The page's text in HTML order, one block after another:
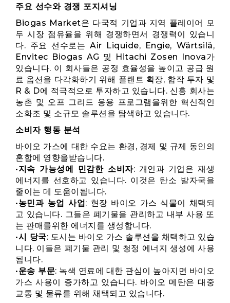
주요 선수와 경쟁 포지셔닝
Biogas Market은 다국적 기업과 지역 플레이어 모
두 시장 점유율을 위해 경쟁하면서 경쟁력이 있습니
다. 주요 선수로는 Air Liquide, Engie, Wärtsilä,
Envitec Biogas AG 및 Hitachi Zosen Inova가
있습니다. 이 회사들은 공정 효율성을 높이고 공급 원
료 옵션을 다각화하기 위해 플랜트 확장, 합작 투자 및
R & D에 적극적으로 투자하고 있습니다. 신흥 회사는
농촌 및 오프 그리드 응용 프로그램을위한 혁신적인
소화조 및 소규모 솔루션을 탐색하고 있습니다.
소비자 행동 분석
바이오 가스에 대한 수요는 환경, 경제 및 규제 동인의
혼합에 영향을받습니다.
•지속 가능성에 민감한 소비자: 개인과 기업은 재생
에너지를 선호하고 있습니다. 이것은 탄소 발자국을
줄이는 데 도움이됩니다.
•농민과 농업 사업: 현장 바이오 가스 식물이 채택되
고 있습니다. 그들은 폐기물을 관리하고 내부 사용 또
는 판매를위한 에너지를 생성합니다.
•시 당국: 도시는 바이오 가스 솔루션을 채택하고 있습
니다. 이들은 폐기물 관리 및 청정 에너지 생성에 사용
됩니다.
•운송 부문: 녹색 연료에 대한 관심이 높아지면 바이오
가스 사용이 증가하고 있습니다. 바이오 메탄은 대중
교통 및 물류를 위해 채택되고 있습니다.